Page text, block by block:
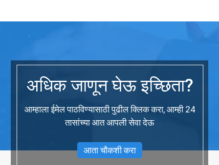
अधिक जाणून घेऊ इच्छिता?
आम्हाला ईमेल पाठविण्यासाठी पुढील क्लिक करा, आम्ही 24
तासांच्या आत आपली सेवा देऊ
आता चौकशी करा